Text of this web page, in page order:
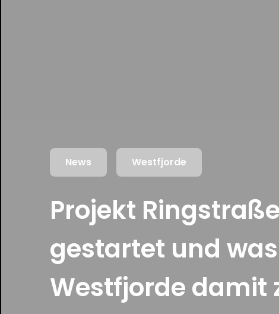
News Westfjorde
Projekt
gestartet und
Westfjorde damit